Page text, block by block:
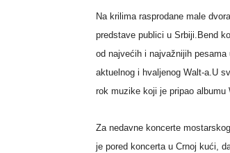
Na krilima rasprodane male
predstave publici u Srbiji.Bend
od najvećih i najvažnijih
aktuelnog i hvaljenog Walt-a.U
rok muzike koji je pripao albumu
Za nedavne koncerte
je pored koncerta u Crnoj kući,